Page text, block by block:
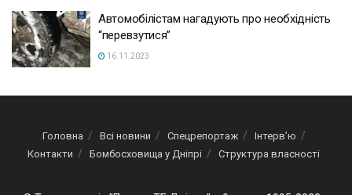
Автомобілістам нагадують про необхідність
“перевзутися”
16.11.2023
Головна Всі новини Спецрепортаж
Інтерв’ю
Контакти
Бомбосховища у Дніпрі Структура власності